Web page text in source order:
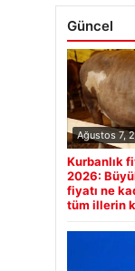
Güncel
Ağustos 7,
Kurbanlık
2026:
fiyatı ne
tüm illerin